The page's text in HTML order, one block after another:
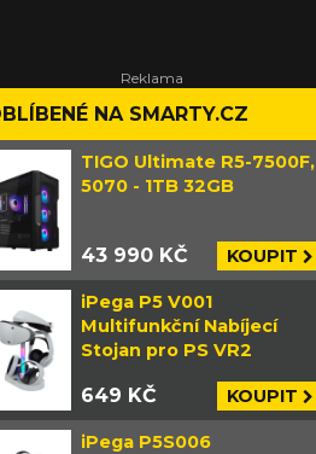
NA SMARTY.CZ
TIGO Ultimate R5-7500F,
5070 - 1TB 32GB
43 990 KČ KOUPIT
iPega P5 V001
Multifunkční Nabíjecí
Stojan pro PS VR2
649 KČ KOUPIT
iPega P5S006